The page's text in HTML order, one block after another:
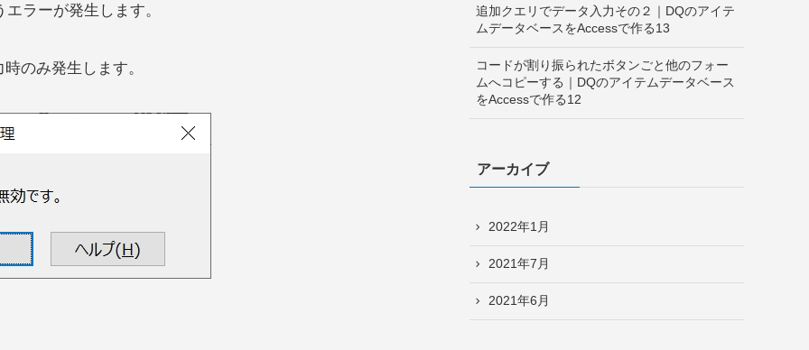
エラーが発生します。
のみ発生します。
追加クエリでデータ入力その２｜DQのアイテ
ムデータベースをAccessで作る13
コードが割り振られたボタンごと他のフォー
ムへコピーする｜DQのアイテムデータベース
をAccessで作る12
アーカイブ
2022年1月
2021年7月
2021年6月